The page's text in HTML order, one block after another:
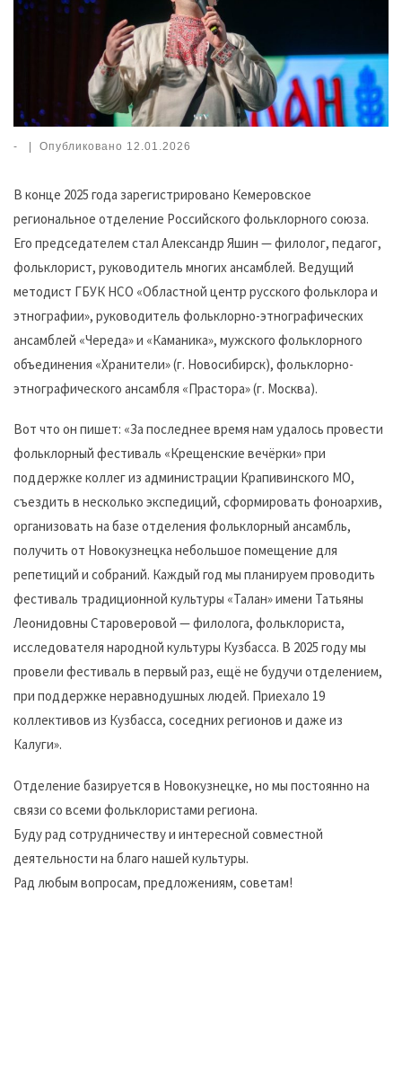
- | Опубликовано 12.01.2026
В конце 2025 года зарегистрировано Кемеровское
региональное отделение Российского фольклорного союза.
Его председателем стал Александр Яшин — филолог, педагог,
фольклорист, руководитель многих ансамблей. Ведущий
методист ГБУК НСО «Областной центр русского фольклора и
этнографии», руководитель фольклорно-этнографических
ансамблей «Череда» и «Каманика», мужского фольклорного
объединения «Хранители» (г. Новосибирск), фольклорно-
этнографического ансамбля «Прастора» (г. Москва).
Вот что он пишет: «За последнее время нам удалось провести
фольклорный фестиваль «Крещенские вечёрки» при
поддержке коллег из администрации Крапивинского МО,
съездить в несколько экспедиций, сформировать фоноархив,
организовать на базе отделения фольклорный ансамбль,
получить от Новокузнецка небольшое помещение для
репетиций и собраний. Каждый год мы планируем проводить
фестиваль традиционной культуры «Талан» имени Татьяны
Леонидовны Староверовой — филолога, фольклориста,
исследователя народной культуры Кузбасса. В 2025 году мы
провели фестиваль в первый раз, ещё не будучи отделением,
при поддержке неравнодушных людей. Приехало 19
коллективов из Кузбасса, соседних регионов и даже из
Калуги».
Отделение базируется в Новокузнецке, но мы постоянно на
связи со всеми фольклористами региона.
Буду рад сотрудничеству и интересной совместной
деятельности на благо нашей культуры.
Рад любым вопросам, предложениям, советам!